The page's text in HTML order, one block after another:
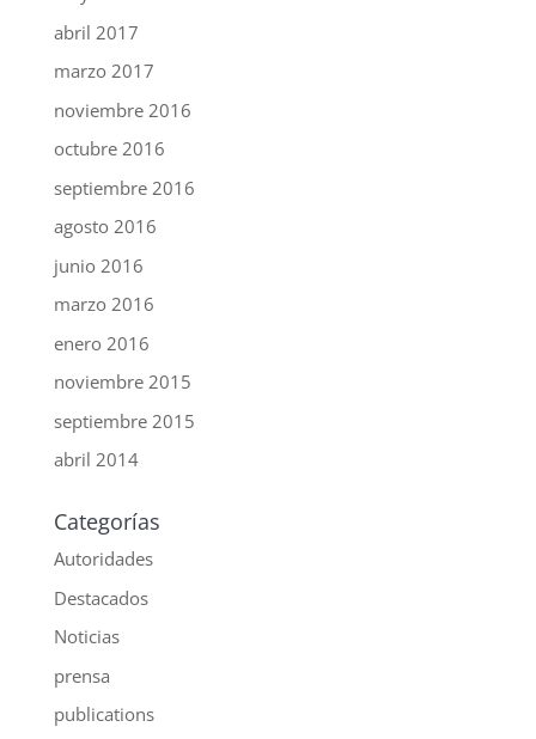
abril 2017
marzo 2017
noviembre 2016
octubre 2016
septiembre 2016
agosto 2016
junio 2016
marzo 2016
enero 2016
noviembre 2015
septiembre 2015
abril 2014
Categorías
Autoridades
Destacados
Noticias
prensa
publications